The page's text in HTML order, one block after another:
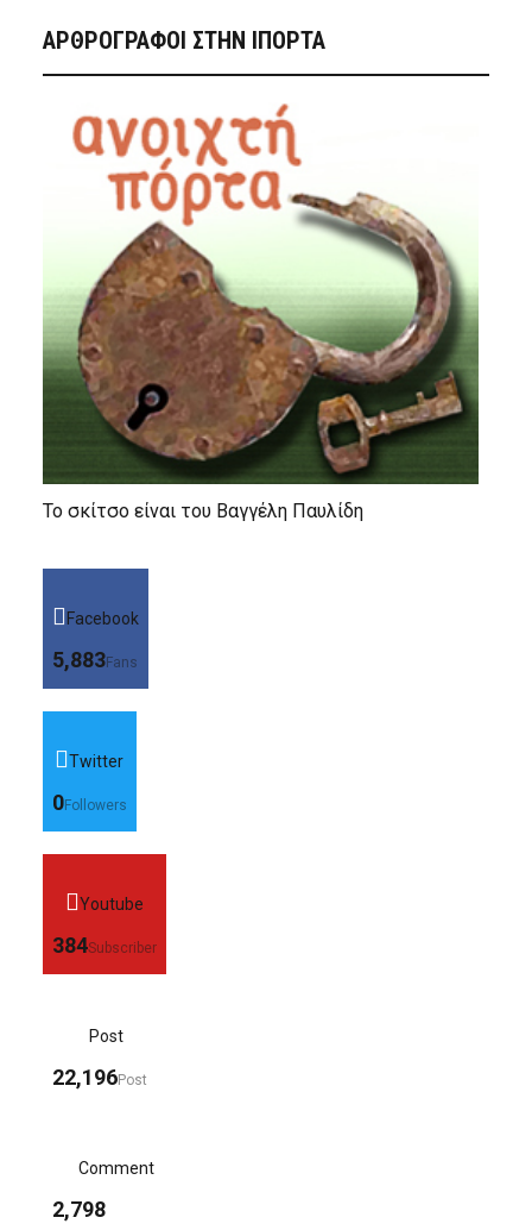
ΑΡΘΡΟΓΡΑΦΟΙ ΣΤΗΝ IΠΟΡΤΑ
Το σκίτσο είναι του Βαγγέλη Παυλίδη
Facebook
5,883Fans
Twitter
0Followers
Youtube
384Subscriber
Post
22,196Post
Comment
2,798